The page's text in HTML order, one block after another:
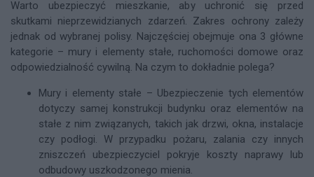
Warto ubezpieczyć mieszkanie, aby uchronić się przed
skutkami nieprzewidzianych zdarzeń. Zakres ochrony zależy
jednak od wybranej polisy. Najczęściej obejmuje ona 3 główne
kategorie – mury i elementy stałe, ruchomości domowe oraz
odpowiedzialność cywilną. Na czym to dokładnie polega?
Mury i elementy stałe – Ubezpieczenie tych elementów
dotyczy samej konstrukcji budynku oraz elementów na
stałe z nim związanych, takich jak drzwi, okna, instalacje
czy podłogi. W przypadku pożaru, zalania czy innych
zniszczeń ubezpieczyciel pokryje koszty naprawy lub
odbudowy uszkodzonego mienia.